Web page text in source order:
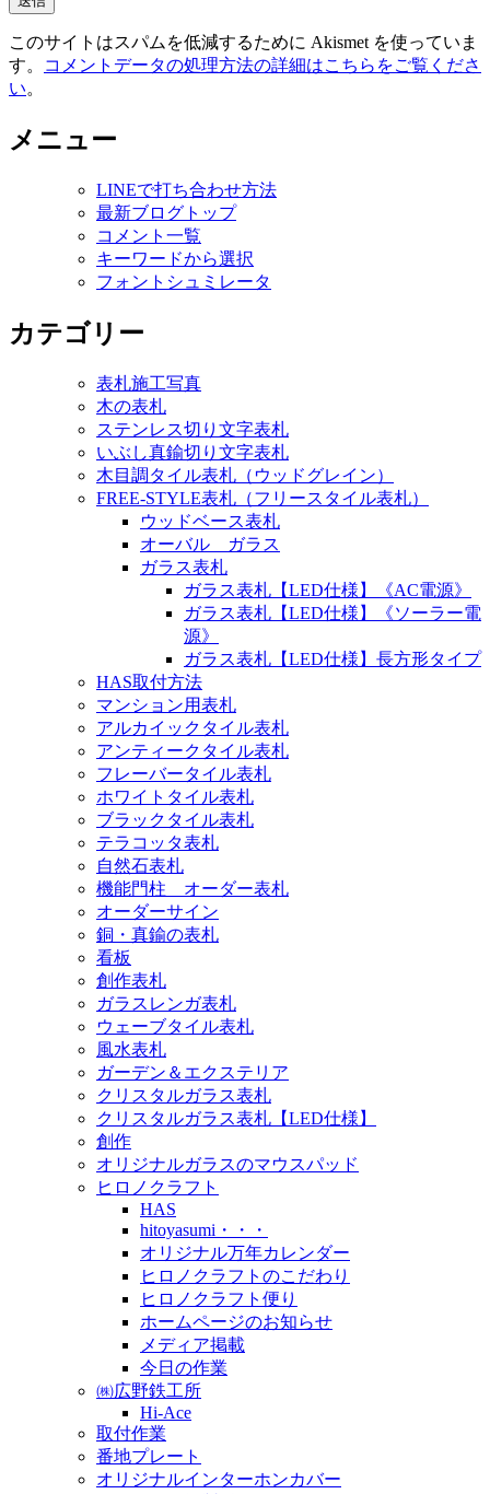
このサイトはスパムを低減するために Akismet を使っていま
す。
コメントデータの処理方法の詳細はこちらをご覧くださ
い。
メニュー
LINEで打ち合わせ方法
最新ブログトップ
コメント一覧
キーワードから選択
フォントシュミレータ
カテゴリー
表札施工写真
木の表札
ステンレス切り文字表札
いぶし真鍮切り文字表札
木目調タイル表札（ウッドグレイン）
FREE-STYLE表札（フリースタイル表札）
ウッドベース表札
オーバル ガラス
ガラス表札
ガラス表札【LED仕様】《AC電源》
ガラス表札【LED仕様】《ソーラー電
源》
ガラス表札【LED仕様】長方形タイプ
HAS取付方法
マンション用表札
アルカイックタイル表札
アンティークタイル表札
フレーバータイル表札
ホワイトタイル表札
ブラックタイル表札
テラコッタ表札
自然石表札
機能門柱 オーダー表札
オーダーサイン
銅・真鍮の表札
看板
創作表札
ガラスレンガ表札
ウェーブタイル表札
風水表札
ガーデン＆エクステリア
クリスタルガラス表札
クリスタルガラス表札【LED仕様】
創作
オリジナルガラスのマウスパッド
ヒロノクラフト
HAS
hitoyasumi・・・
オリジナル万年カレンダー
ヒロノクラフトのこだわり
ヒロノクラフト便り
ホームページのお知らせ
メディア掲載
今日の作業
㈱広野鉄工所
Hi-Ace
取付作業
番地プレート
オリジナルインターホンカバー